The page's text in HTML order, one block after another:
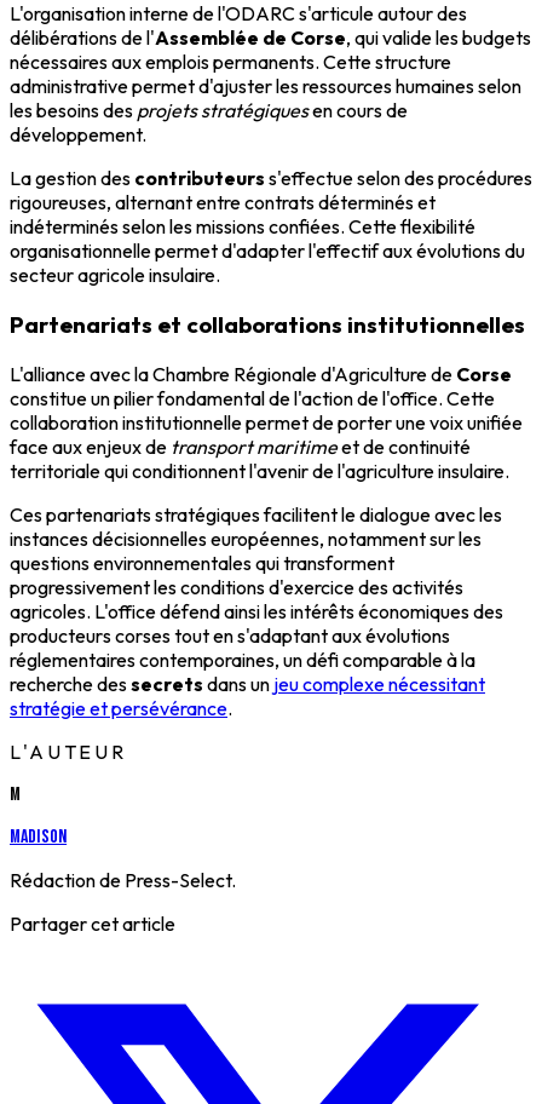
L'organisation interne de l'ODARC s'articule autour des
délibérations de l'Assemblée de Corse, qui valide les budgets
nécessaires aux emplois permanents. Cette structure
administrative permet d'ajuster les ressources humaines selon
les besoins des projets stratégiquesen cours de
développement.
La gestion des contributeurs s'effectue selon des procédures
rigoureuses, alternant entre contrats déterminés et
indéterminés selon les missions confiées. Cette flexibilité
organisationnelle permet d'adapter l'effectif aux évolutions du
secteur agricole insulaire.
Partenariats et collaborations institutionnelles
L'alliance avec la Chambre Régionale d'Agriculture de Corse
constitue un pilier fondamental de l'action de l'office. Cette
collaboration institutionnelle permet de porter une voix unifiée
face aux enjeux de transport maritimeet de continuité
territoriale qui conditionnent l'avenir de l'agriculture insulaire.
Ces partenariats stratégiques facilitent le dialogue avec les
instances décisionnelles européennes, notamment sur les
questions environnementales qui transforment
progressivement les conditions d'exercice des activités
agricoles. L'office défend ainsi les intérêts économiques des
producteurs corses tout en s'adaptant aux évolutions
réglementaires contemporaines, un défi comparable à la
recherche dessecrets dans un jeu complexe nécessitant
stratégie et persévérance.
L'AUTEUR
M
Madison
Rédaction de Press-Select.
Partager cet article